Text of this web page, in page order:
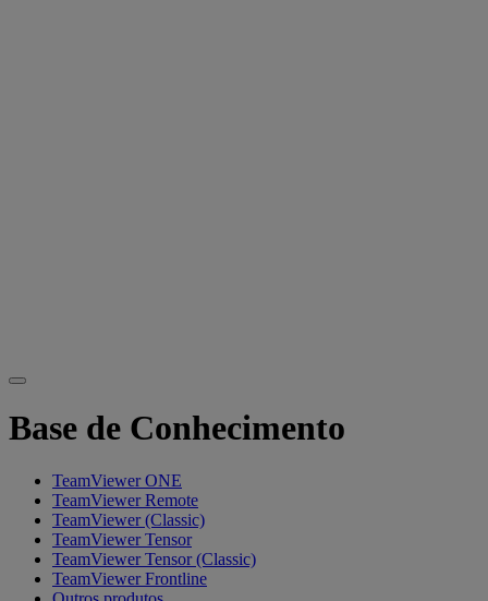
Base de Conhecimento
TeamViewer ONE
TeamViewer Remote
TeamViewer (Classic)
TeamViewer Tensor
TeamViewer Tensor (Classic)
TeamViewer Frontline